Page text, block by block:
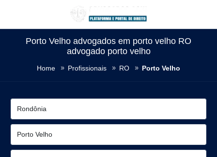
Porto Velho advogados em porto velho RO
advogado porto velho
Home Profissionais RO Porto Velho